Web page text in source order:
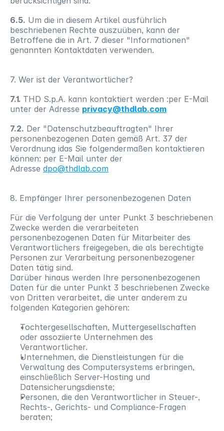
6.5. Um die in diesem Artikel ausführlich
beschriebenen Rechte auszuüben, kann der
Betroffene die in Art. 7 dieser "Informationen"
genannten Kontaktdaten verwenden.
7. Wer ist der Verantwortlicher?
7.1. THD S.p.A. kann kontaktiert werden :per E-Mail
unter der Adresse privacy@thdlab.com
7.2. Der "Datenschutzbeauftragten" Ihrer
personenbezogenen Daten gemäß Art. 37 der
Verordnung idas Sie folgendermaßen kontaktieren
können: per E-Mail unter der
Adresse dpo@thdlab.com
8. Empfänger Ihrer personenbezogenen Daten
Für die Verfolgung der unter Punkt 3 beschriebenen
Zwecke werden die verarbeiteten
personenbezogenen Daten für Mitarbeiter des
Verantwortlichers freigegeben, die als berechtigte
Personen zur Verarbeitung personenbezogener
Daten tätig sind.
Darüber hinaus werden Ihre personenbezogenen
Daten für die unter Punkt 3 beschriebenen Zwecke
von Dritten verarbeitet, die unter anderem zu
folgenden Kategorien gehören:
Tochtergesellschaften, Muttergesellschaften
oder assoziierte Unternehmen des
Verantwortlicher.
Unternehmen, die Dienstleistungen für die
Verwaltung des Computersystems erbringen,
einschließlich Server-Hosting und
Datensicherungsdienste;
Personen, die den Verantwortlicher in Steuer-,
Rechts-, Gerichts- und Compliance-Fragen
beraten;